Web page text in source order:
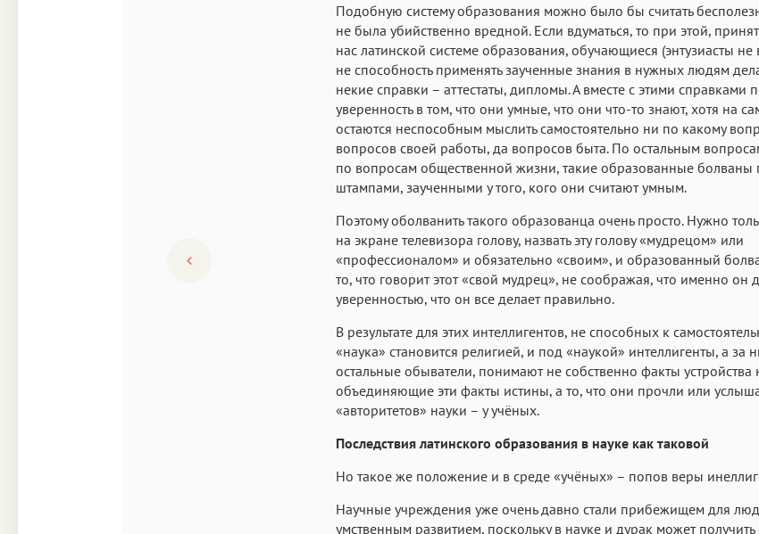
Подобную систему образования можно было бы считать
не была убийственно вредной. Если вдуматься, то при этой,
нас латинской системе образования, обучающиеся (энтузиасты не
не способность применять заученные знания в нужных людям
некие справки – аттестаты, дипломы. А вместе с этими справками
уверенность в том, что они умные, что они что-то знают, хотя на
остаются неспособным мыслить самостоятельно ни по какому
вопросов своей работы, да вопросов быта. По остальным
по вопросам общественной жизни, такие образованные болваны
штампами, заученными у того, кого они считают умным.
Поэтому оболванить такого образованца очень просто. Нужно
на экране телевизора голову, назвать эту голову «мудрецом» или
«профессионалом» и обязательно «своим», и образованный
то, что говорит этот «свой мудрец», не соображая, что именно он
уверенностью, что он все делает правильно.
В результате для этих интеллигентов, не способных к
«наука» становится религией, и под «наукой» интеллигенты, а за
остальные обыватели, понимают не собственно факты
объединяющие эти факты истины, а то, что они прочли или
«авторитетов» науки – у учёных.
Последствия латинского образования в науке как таковой
Но такое же положение и в среде «учёных» – попов веры
Научные учреждения уже очень давно стали прибежищем для
умственным развитием, поскольку в науке и дурак может получить